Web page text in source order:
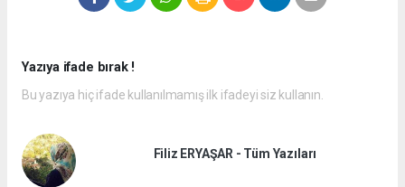
Yazıya ifade bırak !
Bu yazıya hiç ifade kullanılmamış ilk ifadeyi siz kullanın.
Filiz ERYAŞAR - Tüm Yazıları